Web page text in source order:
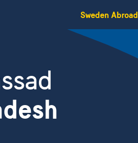
Sweden Abroad